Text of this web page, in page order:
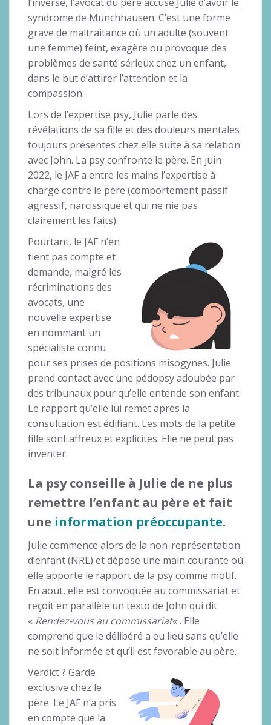
syndrome de Münchhausen. C’est une forme
grave de maltraitance où un adulte (souvent
une femme) feint, exagère ou provoque des
problèmes de santé sérieux chez un enfant,
dans le but d’attirer l’attention et la
compassion.
Lors de l’expertise psy, Julie parle des
révélations de sa fille et des douleurs mentales
toujours présentes chez elle suite à sa relation
avec John. La psy confronte le père. En juin
2022, le JAF a entre les mains l’expertise à
charge contre le père (comportement passif
agressif, narcissique et qui ne nie pas
clairement les faits).
Pourtant, le JAF n’en
tient pas compte et
demande, malgré les
récriminations des
avocats, une
nouvelle expertise
en nommant un
spécialiste connu
pour ses prises de positions misogynes. Julie
prend contact avec une pédopsy adoubée par
des tribunaux pour qu’elle entende son enfant.
Le rapport qu’elle lui remet après la
consultation est édifiant. Les mots de la petite
fille sont affreux et explicites. Elle ne peut pas
inventer.
La psy conseille à Julie de ne plus
remettre l’enfant au père et fait
une information préoccupante.
Julie commence alors de la non-représentation
d’enfant (NRE) et dépose une main courante où
elle apporte le rapport de la psy comme motif.
En aout, elle est convoquée au commissariat et
reçoit en parallèle un texto de John qui dit
« Rendez-vous au commissariat« . Elle
comprend que le délibéré a eu lieu sans qu’elle
ne soit informée et qu’il est favorable au père.
Verdict ? Garde
exclusive chez le
père. Le JAF n’a pris
en compte que la